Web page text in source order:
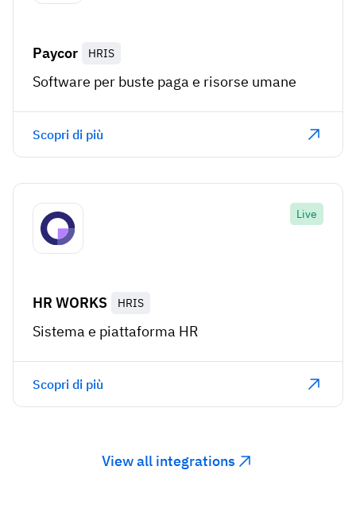
Paycor HRIS
Software per buste paga e risorse umane
Scopri di più
Live
HR WORKS HRIS
Sistema e piattaforma HR
Scopri di più
View all integrations